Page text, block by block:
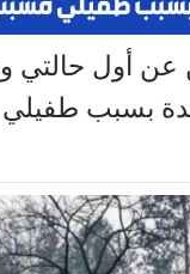
عن أول حالتي
بسبب